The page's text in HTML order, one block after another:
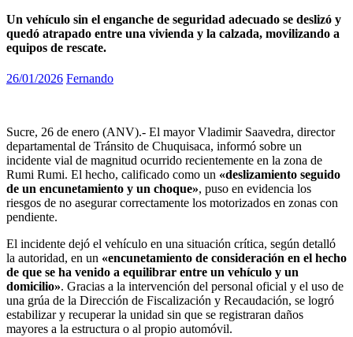
Un vehículo sin el enganche de seguridad adecuado se deslizó y
quedó atrapado entre una vivienda y la calzada, movilizando a
equipos de rescate.
26/01/2026 Fernando
Sucre, 26 de enero (ANV).- El mayor Vladimir Saavedra, director
departamental de Tránsito de Chuquisaca, informó sobre un
incidente vial de magnitud ocurrido recientemente en la zona de
Rumi Rumi. El hecho, calificado como un «deslizamiento seguido
de un encunetamiento y un choque», puso en evidencia los
riesgos de no asegurar correctamente los motorizados en zonas con
pendiente.
El incidente dejó el vehículo en una situación crítica, según detalló
la autoridad, en un «encunetamiento de consideración en el hecho
de que se ha venido a equilibrar entre un vehículo y un
domicilio». Gracias a la intervención del personal oficial y el uso de
una grúa de la Dirección de Fiscalización y Recaudación, se logró
estabilizar y recuperar la unidad sin que se registraran daños
mayores a la estructura o al propio automóvil.